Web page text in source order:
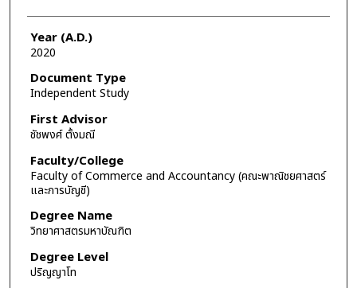
Year (A.D.)
2020
Document Type
Independent Study
First Advisor
ชัชพงศ์ ตั้งมณี
Faculty/College
Faculty of Commerce and Accountancy (คณะพาณิชยศาสตร์
และการบัญชี)
Degree Name
วิทยาศาสตรมหาบัณฑิต
Degree Level
ปริญญาโท